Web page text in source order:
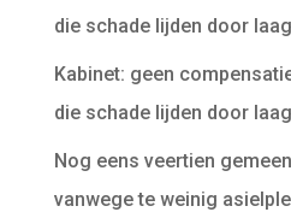
die schade lijden door
Kabinet: geen
die schade lijden door
Nog eens veertien
vanwege te weinig